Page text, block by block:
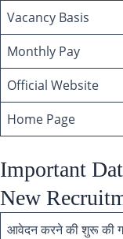
Vacancy Basis
Monthly Pay
Official Website
Home Page
Important
New
आवेदन करने की शुरू की